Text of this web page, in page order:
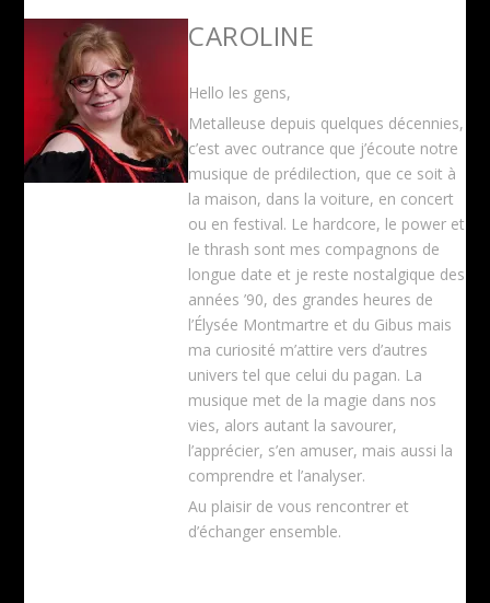
CAROLINE
Hello les gens,
Metalleuse depuis quelques décennies,
c’est avec outrance que j’écoute notre
musique de prédilection, que ce soit à
la maison, dans la voiture, en concert
ou en festival. Le hardcore, le power et
le thrash sont mes compagnons de
longue date et je reste nostalgique des
années ’90, des grandes heures de
l’Élysée Montmartre et du Gibus mais
ma curiosité m’attire vers d’autres
univers tel que celui du pagan. La
musique met de la magie dans nos
vies, alors autant la savourer,
l’apprécier, s’en amuser, mais aussi la
comprendre et l’analyser.
Au plaisir de vous rencontrer et
d’échanger ensemble.